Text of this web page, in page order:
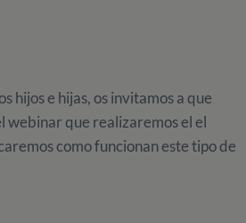
hijos e hijas, os invitamos a que
webinar que realizaremos el el
como funcionan este tipo de